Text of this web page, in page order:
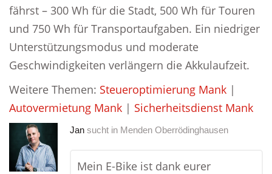
fährst – 300 Wh für die Stadt, 500 Wh für Touren
und 750 Wh für Transportaufgaben. Ein niedriger
Unterstützungsmodus und moderate
Geschwindigkeiten verlängern die Akkulaufzeit.
Weitere Themen: Steueroptimierung Mank |
Autovermietung Mank | Sicherheitsdienst Mank
Jan sucht in Menden Oberrödinghausen
Mein E-Bike ist dank eurer